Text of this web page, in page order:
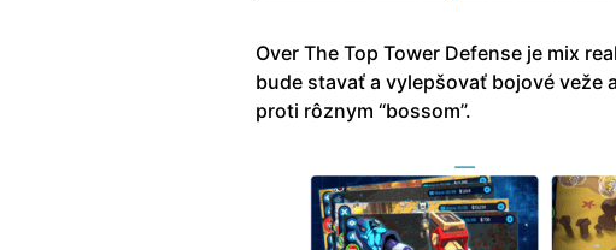
Over The Top Tower Defense je mix
bude stavať a vylepšovať bojové
proti rôznym “bossom”.